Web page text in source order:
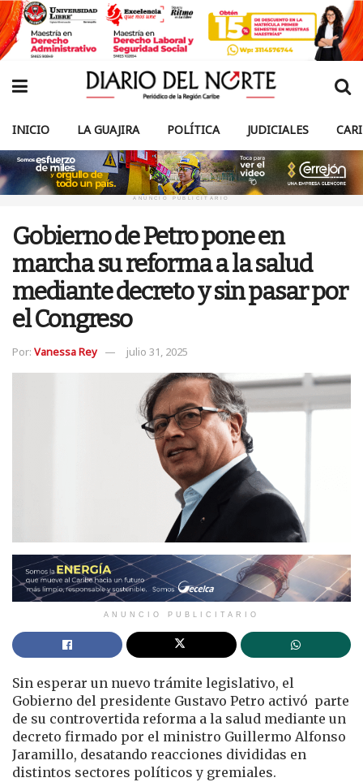
INICIO LA GUAJIRA POLÍTICA JUDICIALES
ANUNCIO PUBLICITARIO
Gobierno de Petro pone en
marcha su reforma a la salud
mediante decreto y sin pasar por
el Congreso
Por: Vanessa Rey julio 31, 2025
ANUNCIO PUBLICITARIO
Sin esperar un nuevo trámite legislativo, el
Gobierno del presidente Gustavo Petro activó parte
de su controvertida reforma a la salud mediante un
decreto firmado por el ministro Guillermo Alfonso
Jaramillo, desatando reacciones divididas en
distintos sectores políticos y gremiales.